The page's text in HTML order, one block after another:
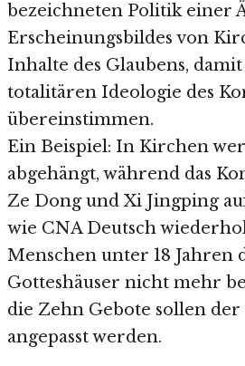
bezeichneten Politik einer
Erscheinungsbildes von
Inhalte des Glaubens,
totalitären Ideologie des
übereinstimmen.
Ein Beispiel: In Kirchen
abgehängt, während das
Ze Dong und Xi Jingping
wie CNA Deutsch
Menschen unter 18 Jahren
Gotteshäuser nicht mehr
die Zehn Gebote sollen der
angepasst werden.